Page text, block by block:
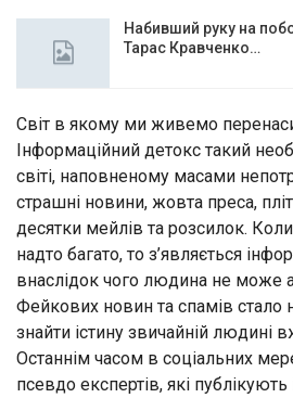
Набивший руку на
Тарас Кравченко…
Світ в якому ми живемо
Інформаційний детокс такий
світі, наповненому масами
страшні новини, жовта преса,
десятки мейлів та розсилок.
надто багато, то з’являється
внаслідок чого людина не може
Фейкових новин та спамів стало
знайти істину звичайній людині
Останнім часом в соціальних
псевдо експертів, які